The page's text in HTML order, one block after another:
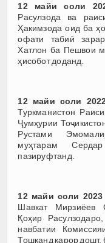
12 майи соли
Расулзода ва
Ҳакимзода оид ба
офати табиӣ
Хатлон ба Пешвои
ҳисобот доданд.
12 майи соли
Туркманистон
Ҷумҳурии
Рустами
муҳтарам
пазируфтанд.
12 майи соли 2023
Шавкат Мирзиёев
Қоҳир
навбатии
Тошканд қарор дошт,